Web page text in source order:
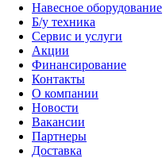
Навесное оборудование
Б/у техника
Сервис и услуги
Акции
Финансирование
Контакты
О компании
Новости
Вакансии
Партнеры
Доставка